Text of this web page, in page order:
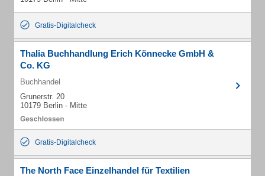
Gratis-Digitalcheck
Thalia Buchhandlung Erich Könnecke GmbH &
Co. KG
Buchhandel
Grunerstr. 20
10179 Berlin - Mitte
Gratis-Digitalcheck
The North Face Einzelhandel für Textilien